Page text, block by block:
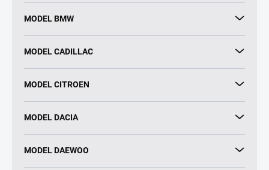
MODEL BMW
MODEL CADILLAC
MODEL CITROEN
MODEL DACIA
MODEL DAEWOO